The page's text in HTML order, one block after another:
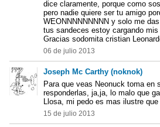
dice claramente, porque como
pero nadie quiere ser tu amigo
WEONNNNNNNNN y solo me
tus sandeces estoy cargando
Gracias sodomita cristian
06 de julio 2013
Joseph Mc Carthy (noknok)
Para que veas Neonuck toma en
responderlas, ja,ja, lo malo que
Llosa, mi pedo es mas ilustre
15 de julio 2013